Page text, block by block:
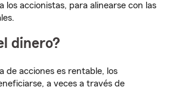
los accionistas, para alinearse con las
dinero?
de acciones es rentable, los
a veces a través de